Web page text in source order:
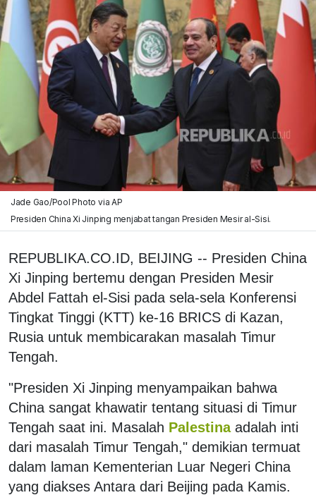
Jade Gao/Pool Photo via AP
Presiden China Xi Jinping menjabat tangan Presiden Mesir al-Sisi.
REPUBLIKA.CO.ID, BEIJING -- Presiden China
Xi Jinping bertemu dengan Presiden Mesir
Abdel Fattah el-Sisi pada sela-sela Konferensi
Tingkat Tinggi (KTT) ke-16 BRICS di Kazan,
Rusia untuk membicarakan masalah Timur
Tengah.
"Presiden Xi Jinping menyampaikan bahwa
China sangat khawatir tentang situasi di Timur
Tengah saat ini. Masalah Palestina adalah inti
dari masalah Timur Tengah," demikian termuat
dalam laman Kementerian Luar Negeri China
yang diakses Antara dari Beijing pada Kamis.